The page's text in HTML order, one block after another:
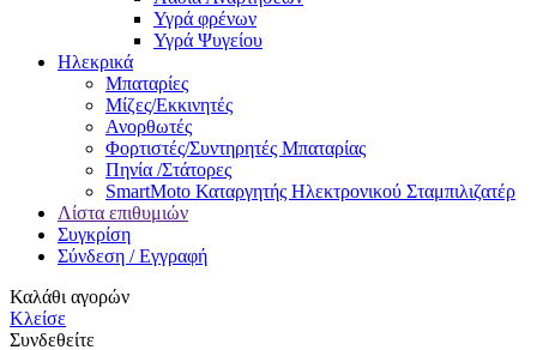
Υγρά φρένων
Υγρά Ψυγείου
Ηλεκρικά
Μπαταρίες
Μίζες/Εκκινητές
Ανορθωτές
Φορτιστές/Συντηρητές Μπαταρίας
Πηνία /Στάτορες
SmartMoto Καταργητής Ηλεκτρονικού Σταμπιλιζατέρ
Λίστα επιθυμιών
Συγκρίση
Σύνδεση / Εγγραφή
Καλάθι αγορών
Κλείσε
Συνδεθείτε